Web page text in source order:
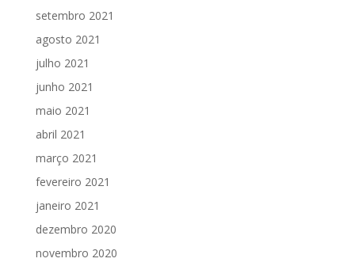
setembro 2021
agosto 2021
julho 2021
junho 2021
maio 2021
abril 2021
março 2021
fevereiro 2021
janeiro 2021
dezembro 2020
novembro 2020